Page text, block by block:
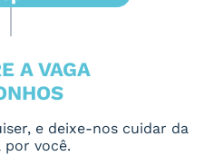
A VAGA
e deixe-nos cuidar da
por você.